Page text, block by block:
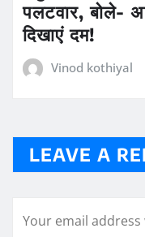
पलटवार, बोले-
दिखाएं दम!
Vinod kothiyal
LEAVE A
Your email